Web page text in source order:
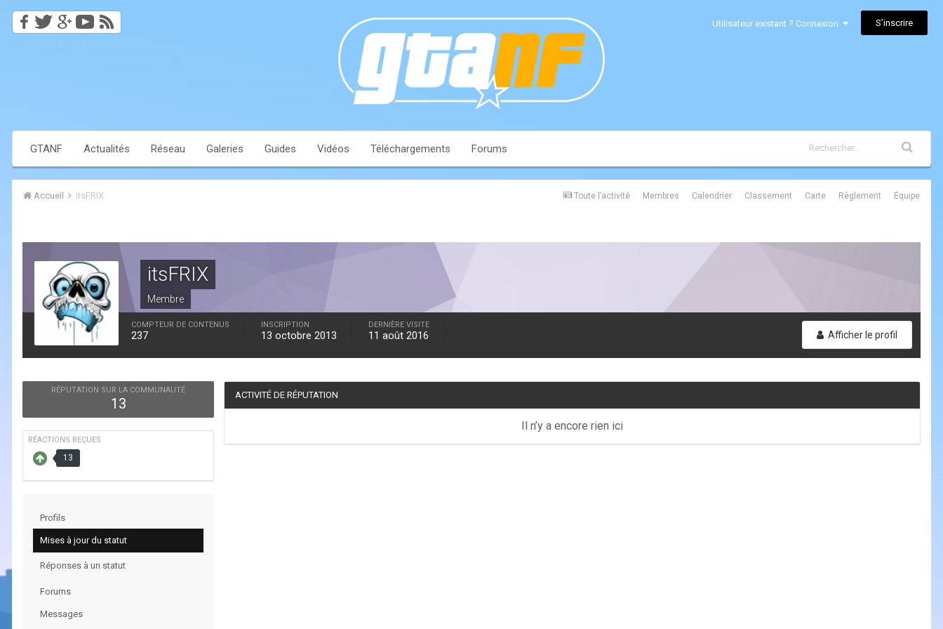
Utilisateur existant ? Connexion S’inscrire
GTANF Actualités Réseau Galeries Guides Vidéos Téléchargements Forums
Toute l’activité Membres Calendrier Classement Carte Règlement Équipe
Accueil itsFRIX
itsFRIX
Membre
Afficher le profil
COMPTEUR DE CONTENUS
237
INSCRIPTION
13 octobre 2013
DERNIÈRE VISITE
11 août 2016
RÉPUTATION SUR LA COMMUNAUTÉ
13
RÉACTIONS REÇUES
13
Profils
Mises à jour du statut
Réponses à un statut
Forums
Messages
ACTIVITÉ DE RÉPUTATION
Il n’y a encore rien ici